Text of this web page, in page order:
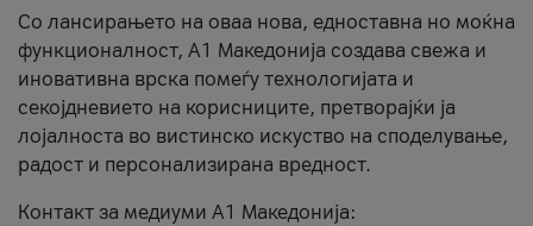
Со лансирањето на оваа нова, едноставна но моќна
функционалност, А1 Македонија создава свежа и
иновативна врска помеѓу технологијата и
секојдневието на корисниците, претворајќи ја
лојалноста во вистинско искуство на споделување,
радост и персонализирана вредност.
Контакт за медиуми А1 Македонија: